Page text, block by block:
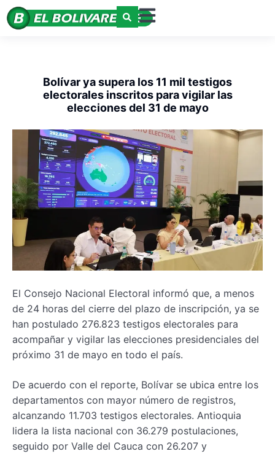
Bolívar ya supera los 11 mil testigos
electorales inscritos para vigilar las
elecciones del 31 de mayo
El Consejo Nacional Electoral informó que, a menos
de 24 horas del cierre del plazo de inscripción, ya se
han postulado 276.823 testigos electorales para
acompañar y vigilar las elecciones presidenciales del
próximo 31 de mayo en todo el país.
De acuerdo con el reporte, Bolívar se ubica entre los
departamentos con mayor número de registros,
alcanzando 11.703 testigos electorales. Antioquia
lidera la lista nacional con 36.279 postulaciones,
seguido por Valle del Cauca con 26.207 y